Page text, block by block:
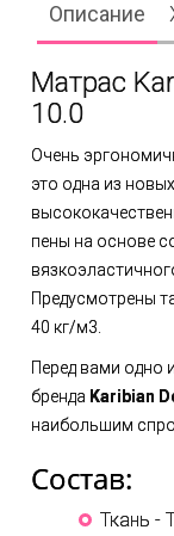
Описание
Матрас
10.0
Очень
это одна из
пены на основе
Предусмотрены
40 кг/м3.
Перед вами одно
бренда Karibian
наибольшим
Состав:
Ткань -